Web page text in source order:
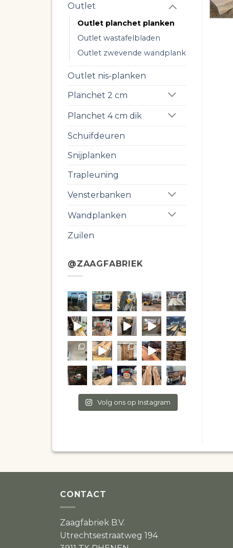
Outlet
Outlet planchet planken
Outlet wastafelbladen
Outlet zwevende wandplank
Outlet nis-planken
Planchet 2 cm
Planchet 4 cm dik
Schuifdeuren
Snijplanken
Trapleuning
Vensterbanken
Wandplanken
Zuilen
@ZAAGFABRIEK
Volg ons op Instagram
CONTACT
Zaagfabriek B.V.
Utrechtsestraatweg 194